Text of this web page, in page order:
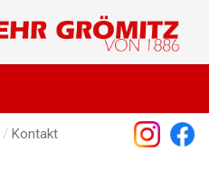
Kontakt